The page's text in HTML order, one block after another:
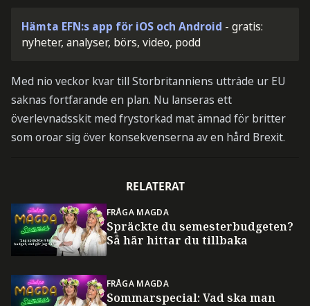
Hämta EFN:s app för iOS och Android - gratis:
nyheter, analyser, börs, video, podd
Med nio veckor kvar till Storbritanniens utträde ur EU
saknas fortfarande en plan. Nu lanseras ett
överlevnadsskit med frystorkad mat ämnad för britter
som oroar sig över konsekvenserna av en hård Brexit.
RELATERAT
FRÅGA MAGDA
Spräckte du semesterbudgeten?
Så här hittar du tillbaka
FRÅGA MAGDA
Sommarspecial: Vad ska man